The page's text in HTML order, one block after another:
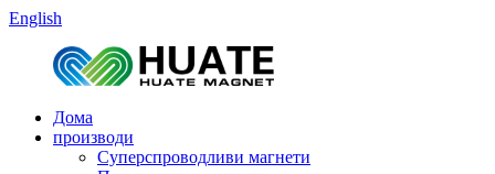
English
Дома
производи
Суперспроводливи магнети